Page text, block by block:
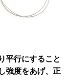
平行にすること
強度をあげ、正